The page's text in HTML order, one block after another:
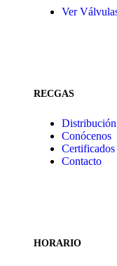
Ver
RECGAS
Distribución
Conócenos
Certificados
Contacto
HORARIO